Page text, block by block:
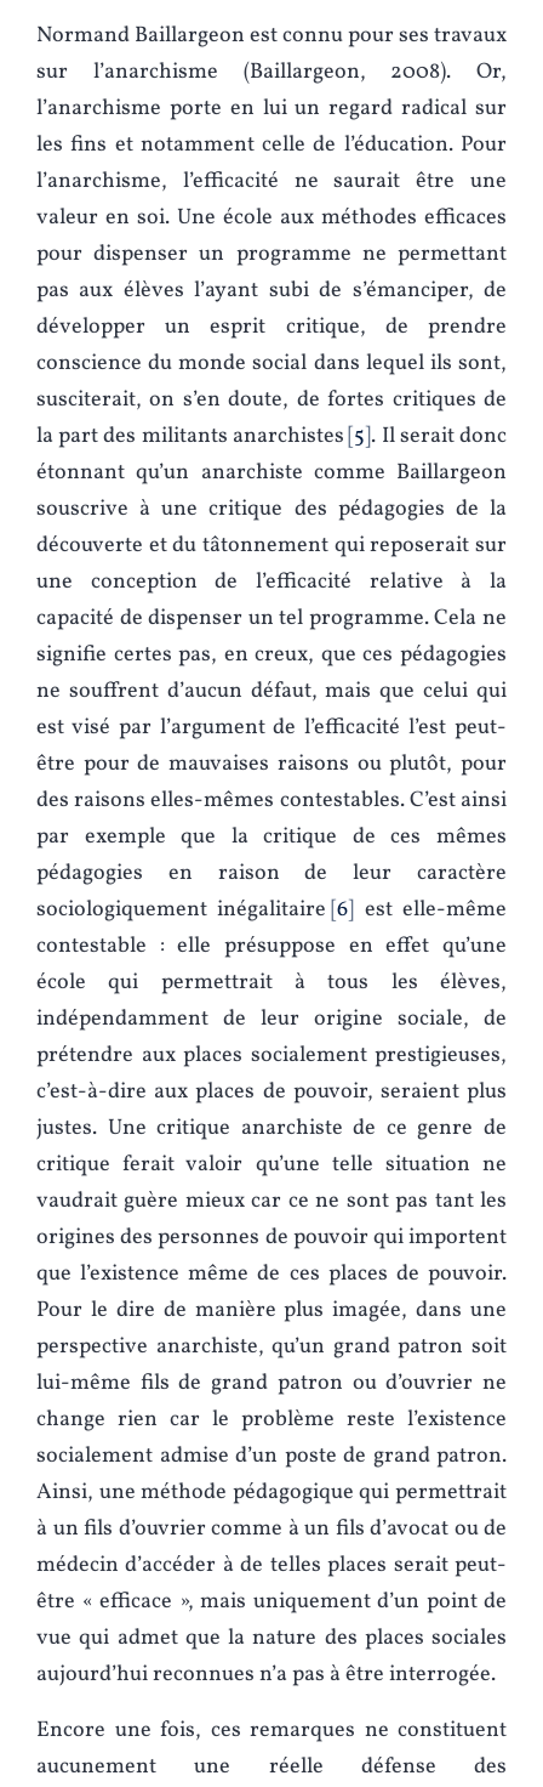
Normand Baillargeon est connu pour ses travaux
sur l’anarchisme (Baillargeon, 2008). Or,
l’anarchisme porte en lui un regard radical sur
les fins et notamment celle de l’éducation. Pour
l’anarchisme, l’efficacité ne saurait être une
valeur en soi. Une école aux méthodes efficaces
pour dispenser un programme ne permettant
pas aux élèves l’ayant subi de s’émanciper, de
développer un esprit critique, de prendre
conscience du monde social dans lequel ils sont,
susciterait, on s’en doute, de fortes critiques de
la part des militants anarchistes 5 . Il serait donc
étonnant qu’un anarchiste comme Baillargeon
souscrive à une critique des pédagogies de la
découverte et du tâtonnement qui reposerait sur
une conception de l’efficacité relative à la
capacité de dispenser un tel programme. Cela ne
signifie certes pas, en creux, que ces pédagogies
ne souffrent d’aucun défaut, mais que celui qui
est visé par l’argument de l’efficacité l’est peut-
être pour de mauvaises raisons ou plutôt, pour
des raisons elles-mêmes contestables. C’est ainsi
par exemple que la critique de ces mêmes
pédagogies en raison de leur caractère
sociologiquement inégalitaire 6 est elle-même
contestable : elle présuppose en effet qu’une
école qui permettrait à tous les élèves,
indépendamment de leur origine sociale, de
prétendre aux places socialement prestigieuses,
c’est-à-dire aux places de pouvoir, seraient plus
justes. Une critique anarchiste de ce genre de
critique ferait valoir qu’une telle situation ne
vaudrait guère mieux car ce ne sont pas tant les
origines des personnes de pouvoir qui importent
que l’existence même de ces places de pouvoir.
Pour le dire de manière plus imagée, dans une
perspective anarchiste, qu’un grand patron soit
lui-même fils de grand patron ou d’ouvrier ne
change rien car le problème reste l’existence
socialement admise d’un poste de grand patron.
Ainsi, une méthode pédagogique qui permettrait
à un fils d’ouvrier comme à un fils d’avocat ou de
médecin d’accéder à de telles places serait peut-
être « efficace », mais uniquement d’un point de
vue qui admet que la nature des places sociales
aujourd’hui reconnues n’a pas à être interrogée.
Encore une fois, ces remarques ne constituent
aucunement une réelle défense des